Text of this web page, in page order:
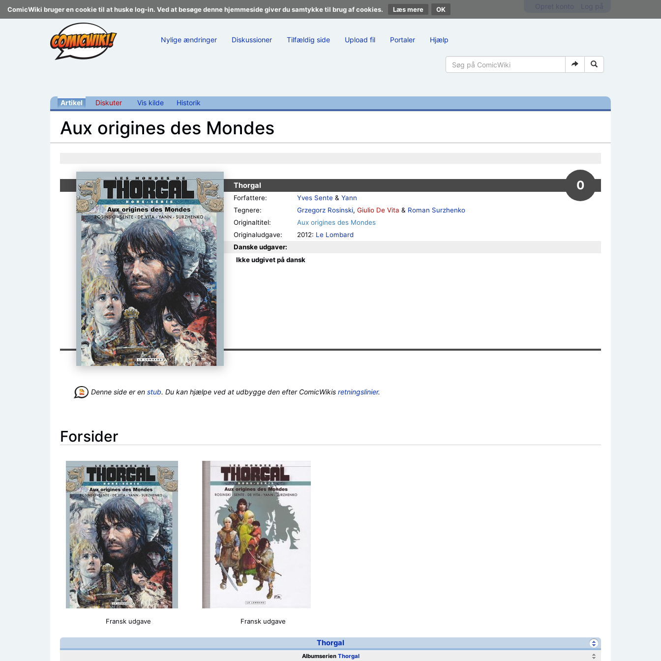
ComicWiki bruger en cookie til at huske log-in. Ved at besøge denne hjemmeside giver du samtykke til brug af cookies. Læs mere
Nylige ændringer Diskussioner Tilfældig side Upload fil Portaler Hjælp
Artikel Diskuter Vis kilde Historik
Aux origines des Mondes
Thorgal 0
Forfattere: Yves Sente & Yann
Tegnere:
Grzegorz Rosinski, Giulio De Vita & Roman Surzhenko
Originaltitel:
Aux origines des Mondes
Originaludgave:
2012: Le Lombard
Danske udgaver:
Ikke udgivet på dansk
Denne side er en stub. Du kan hjælpe ved at udbygge den efter ComicWikis retningslinier.
Forsider
Fransk udgave Fransk udgave
Thorgal
Albumserien Thorgal